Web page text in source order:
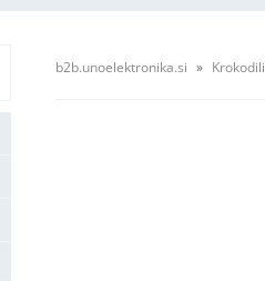
b2b.unoelektronika.si Krokodili